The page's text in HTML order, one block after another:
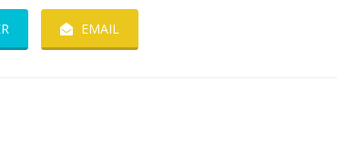
EMAIL